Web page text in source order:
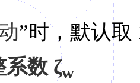
”时，默认取
数 ζw